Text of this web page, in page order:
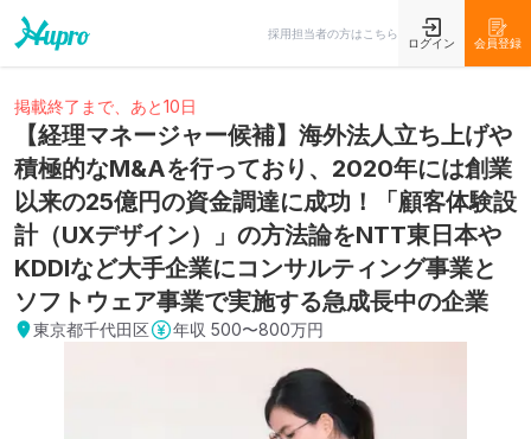
採用担当者の方はこちら
ログイン 会員登録
掲載終了まで、あと10日
【経理マネージャー候補】海外法人立ち上げや
積極的なM&Aを行っており、2020年には創業
以来の25億円の資金調達に成功！「顧客体験設
計（UXデザイン）」の方法論をNTT東日本や
KDDIなど大手企業にコンサルティング事業と
ソフトウェア事業で実施する急成長中の企業
東京都千代田区 年収 500〜800万円